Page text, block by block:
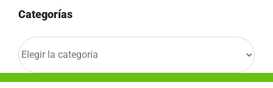
Categorías
Categorías